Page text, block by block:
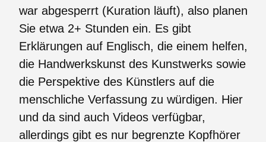
war abgesperrt (Kuration läuft), also planen
Sie etwa 2+ Stunden ein. Es gibt
Erklärungen auf Englisch, die einem helfen,
die Handwerkskunst des Kunstwerks sowie
die Perspektive des Künstlers auf die
menschliche Verfassung zu würdigen. Hier
und da sind auch Videos verfügbar,
allerdings gibt es nur begrenzte Kopfhörer